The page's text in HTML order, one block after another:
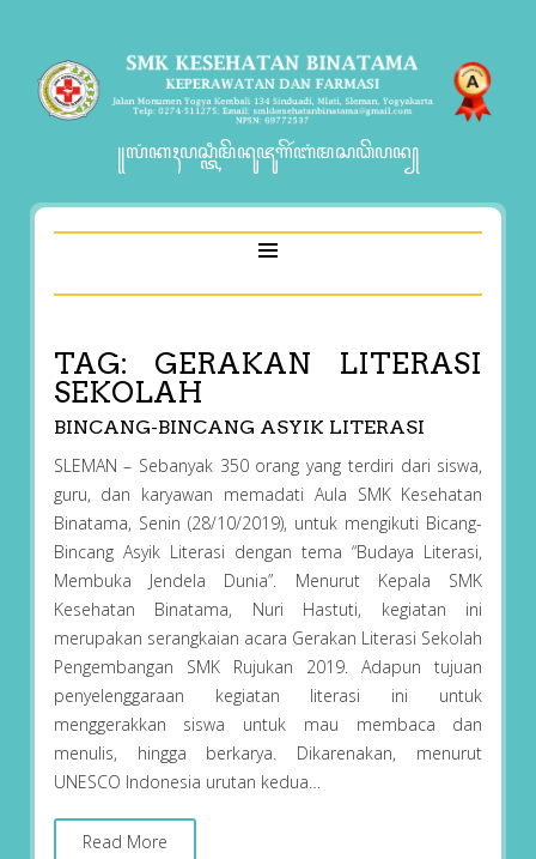
꧋ꦭꦁꦏꦃꦥꦱ꧀ꦠꦶꦩꦼꦤꦸꦗꦸꦒꦼꦂꦧꦁꦩꦱꦣꦼꦥꦤ꧀
TAG: GERAKAN LITERASI
SEKOLAH
BINCANG-BINCANG ASYIK LITERASI
SLEMAN – Sebanyak 350 orang yang terdiri dari siswa,
guru, dan karyawan memadati Aula SMK Kesehatan
Binatama, Senin (28/10/2019), untuk mengikuti Bicang-
Bincang Asyik Literasi dengan tema “Budaya Literasi,
Membuka Jendela Dunia”. Menurut Kepala SMK
Kesehatan Binatama, Nuri Hastuti, kegiatan ini
merupakan serangkaian acara Gerakan Literasi Sekolah
Pengembangan SMK Rujukan 2019. Adapun tujuan
penyelenggaraan kegiatan literasi ini untuk
menggerakkan siswa untuk mau membaca dan
menulis, hingga berkarya. Dikarenakan, menurut
UNESCO Indonesia urutan kedua…
Read More